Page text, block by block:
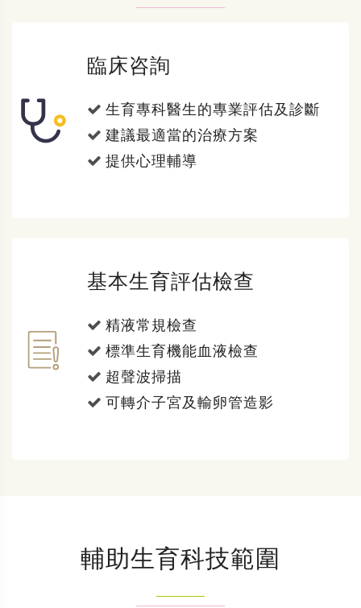
臨床咨詢
生育專科醫生的專業評估及診斷
建議最適當的治療方案
提供心理輔導
基本生育評估檢查
精液常規檢查
標準生育機能血液檢查
超聲波掃描
可轉介子宮及輸卵管造影
輔助生育科技範圍